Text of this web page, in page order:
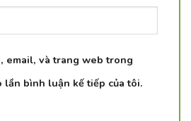
email, và trang web trong
bình luận kế tiếp của tôi.